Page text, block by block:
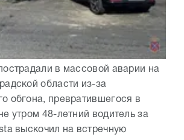
в массовой аварии на
области из-за
обгона, превратившегося в
утром 48-летний водитель за
выскочил на встречную